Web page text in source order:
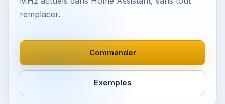
remplacer.
Commander
Exemples